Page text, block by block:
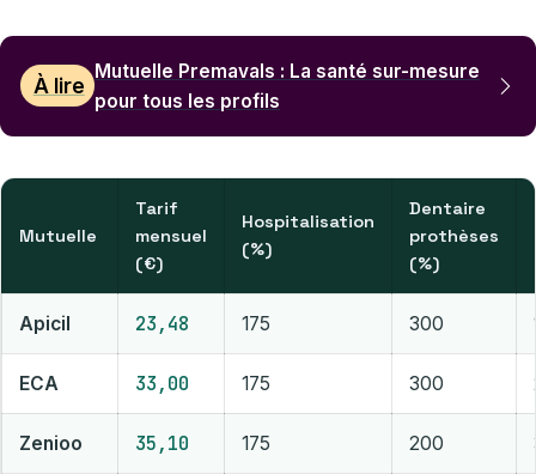
À lire
Mutuelle Premavals : La santé sur-mesure
pour tous les profils
Mutuelle
Tarif
mensuel
(€)
Hospitalisation
(%)
Dentaire
prothèses
(%)
Apicil 23,48 175 300
ECA 33,00 175 300
Zenioo 35,10 175 200